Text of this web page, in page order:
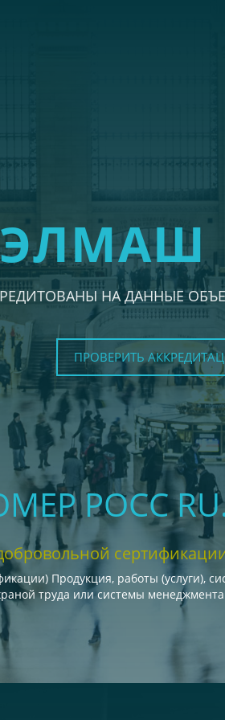
ЭЛМАШ
НА ДАННЫЕ
ПРОВЕРИТЬ
РОСС
Продукция, работы (услуги),
труда или системы